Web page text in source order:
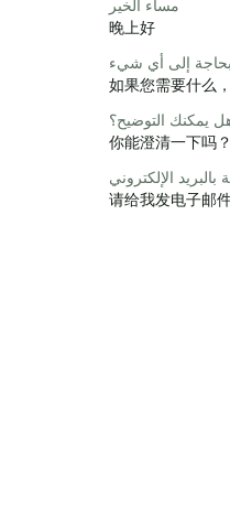
مساء الخير
晚上好
إلى أي شيء
如果您需要什么
يمكنك التوضيح؟
你能澄清一下吗？
الإلكتروني
请给我发电子邮